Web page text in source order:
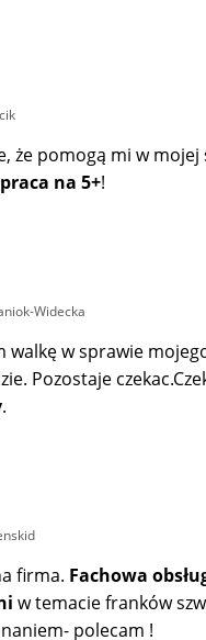
że pomogą mi w
na 5+!
Widecka
walkę w sprawie
Pozostaje
.
firma. Fachowa
w temacie franków
polecam !